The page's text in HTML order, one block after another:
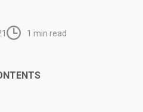
1 min read